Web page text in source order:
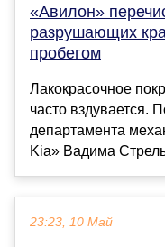
«Авилон»
разрушающих
пробегом
Лакокрасочное
часто вздувается.
департамента
Kia» Вадима
23:23, 10 Май